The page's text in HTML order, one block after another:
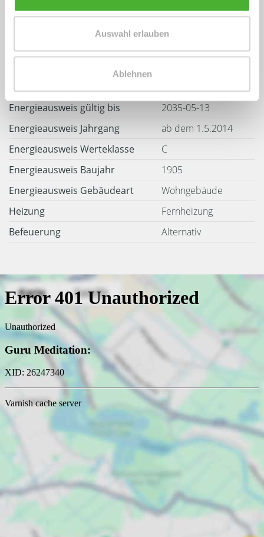
Auswahl erlauben
Ablehnen
Weitere Informationen
Energieausweis gültig bis
2035-05-13
Energieausweis Jahrgang
ab dem 1.5.2014
Energieausweis Werteklasse
C
Energieausweis Baujahr
1905
Energieausweis Gebäudeart
Wohngebäude
Heizung
Fernheizung
Befeuerung
Alternativ